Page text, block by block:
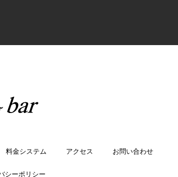
料金システム アクセス お問い合わせ
シーポリシー